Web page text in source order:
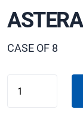
CASE OF 8
AX-